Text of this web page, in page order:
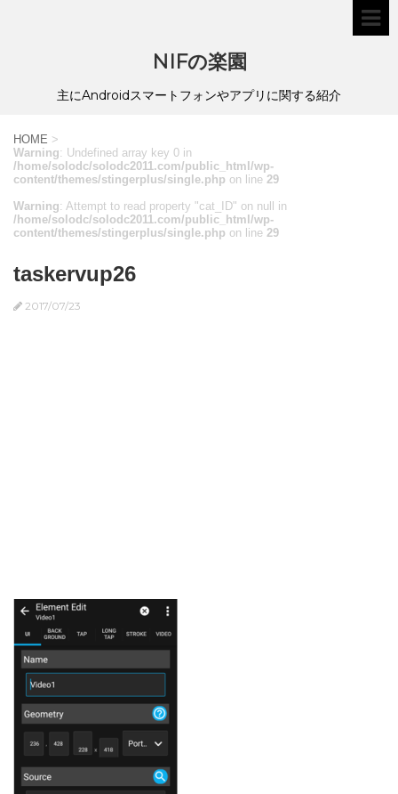
NIFの楽園
主にAndroidスマートフォンやアプリに関する紹介
HOME >
Warning: Undefined array key 0 in
/home/solodc/solodc2011.com/public_html/wp-
content/themes/stingerplus/single.php on line 29
Warning: Attempt to read property "cat_ID" on null in
/home/solodc/solodc2011.com/public_html/wp-
content/themes/stingerplus/single.php on line 29
taskervup26
2017/07/23